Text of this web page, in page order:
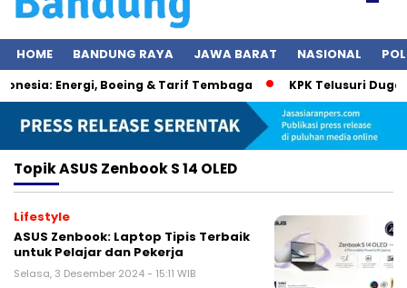
HOME BANDUNG RAYA JAWA BARAT NASIONAL
Energi, Boeing & Tarif Tembaga KPK Telusuri
TopikASUS Zenbook S 14 OLED
Lifestyle
ASUS Zenbook: Laptop Tipis Terbaik
untuk Pelajar dan Pekerja
Selasa, 3 Desember 2024 - 15:11 WIB